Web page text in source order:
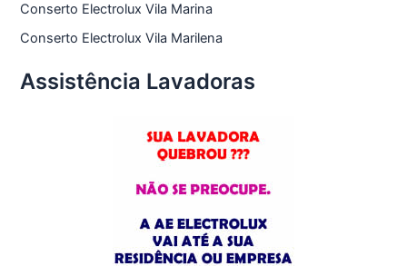
Conserto Electrolux Vila Marina
Conserto Electrolux Vila Marilena
Assistência Lavadoras